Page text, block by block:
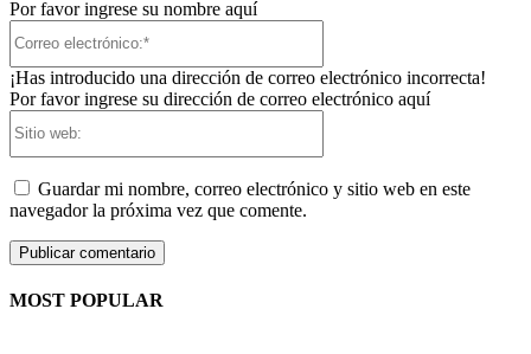
Por favor ingrese su nombre aquí
¡Has introducido una dirección de correo electrónico incorrecta!
Por favor ingrese su dirección de correo electrónico aquí
Guardar mi nombre, correo electrónico y sitio web en este
navegador la próxima vez que comente.
MOST POPULAR